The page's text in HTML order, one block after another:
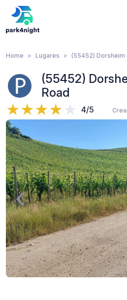
Home Lugares (55452) Dorsheim
(55452)
Road
4/5